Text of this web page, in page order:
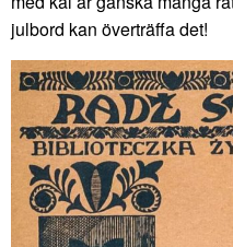
julbord kan överträffa det!